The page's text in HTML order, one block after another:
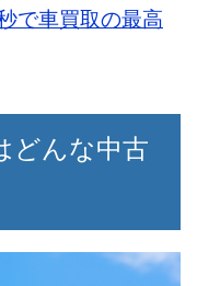
と昔から営業
。
。
ーズに進んだ
りません。
思います。
で車買取の最高
どんな中古